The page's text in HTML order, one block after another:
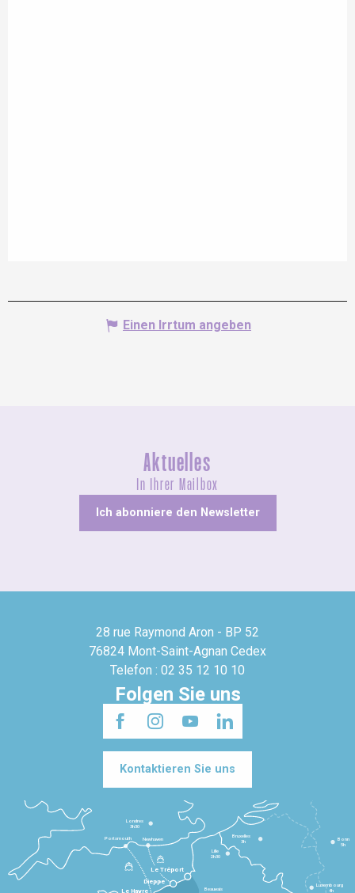
Einen Irrtum angeben
Aktuelles
In Ihrer Mailbox
Ich abonniere den Newsletter
28 rue Raymond Aron - BP 52
76824 Mont-Saint-Agnan Cedex
Telefon : 02 35 12 10 10
Folgen Sie uns
Kontaktieren Sie uns
Dieppe
Le Tréport
Beauvais
Lille
2h30
Bruxelles
3h
Londres
3h30
Newhaven
Portsmouth
Bonn
5h
Luxembourg
4h